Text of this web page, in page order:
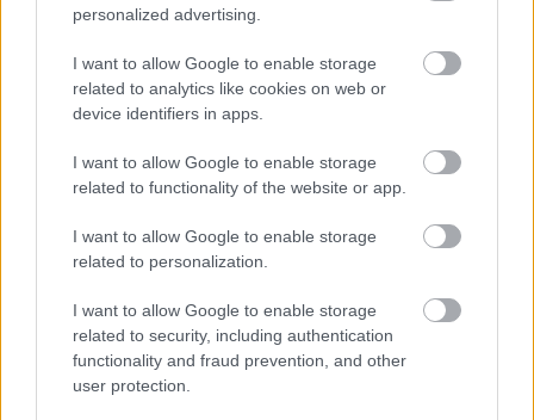
personalized advertising.
I want to allow Google to enable storage
related to analytics like cookies on web or
device identifiers in apps.
I want to allow Google to enable storage
related to functionality of the website or app.
I want to allow Google to enable storage
related to personalization.
I want to allow Google to enable storage
related to security, including authentication
functionality and fraud prevention, and other
user protection.